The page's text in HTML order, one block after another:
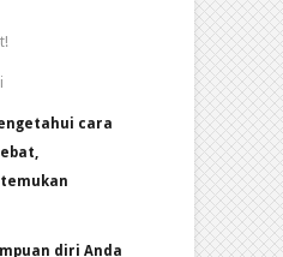
cara
diri Anda